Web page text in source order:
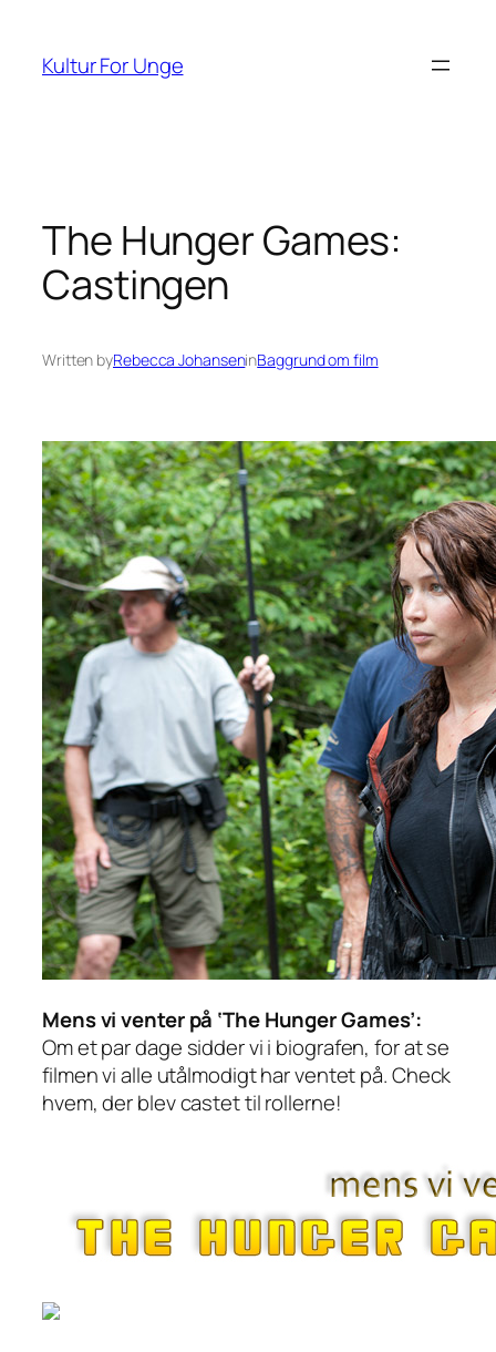
indhold
Kultur For Unge
The Hunger Games:
Castingen
Written byRebecca JohanseninBaggrund om film
Mens vi venter på ‘The Hunger Games’:
Om et par dage sidder vi i biografen, for at se
filmen vi alle utålmodigt har ventet på. Check
hvem, der blev castet til rollerne!